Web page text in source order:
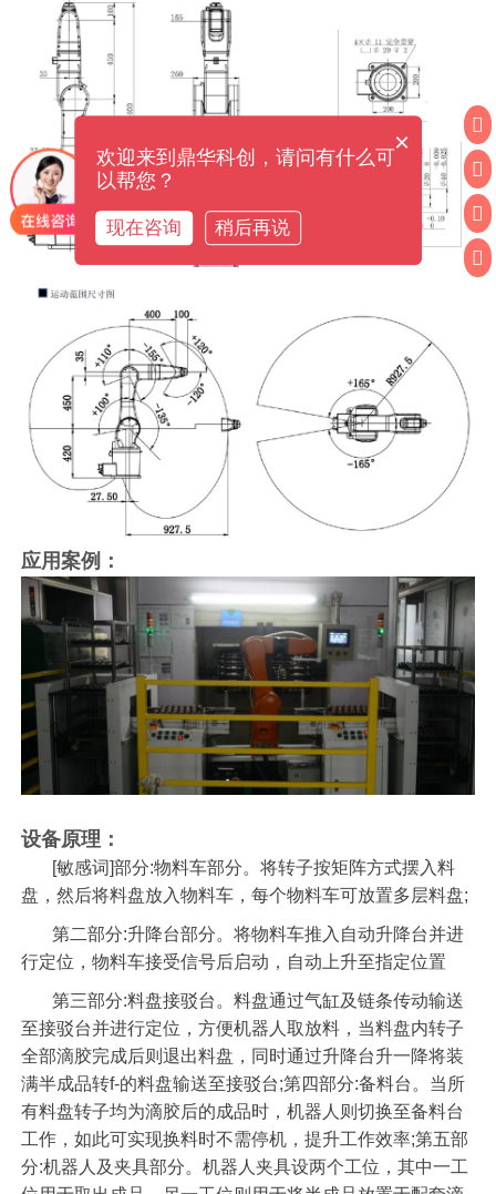
应用案例：
设备原理：
[敏感词]部分:物料车部分。将转子按矩阵方式摆入料
盘，然后将料盘放入物料车，每个物料车可放置多层料盘;
第二部分:升降台部分。将物料车推入自动升降台并进
行定位，物料车接受信号后启动，自动上升至指定位置
第三部分:料盘接驳台。料盘通过气缸及链条传动输送
至接驳台并进行定位，方便机器人取放料，当料盘内转子
全部滴胶完成后则退出料盘，同时通过升降台升一降将装
满半成品转f-的料盘输送至接驳台;第四部分:备料台。当所
有料盘转子均为滴胶后的成品时，机器人则切换至备料台
工作，如此可实现换料时不需停机，提升工作效率;第五部
分:机器人及夹具部分。机器人夹具设两个工位，其中一工
×
欢迎来到鼎华科创，请问有什么可
以帮您？
现在咨询 稍后再说